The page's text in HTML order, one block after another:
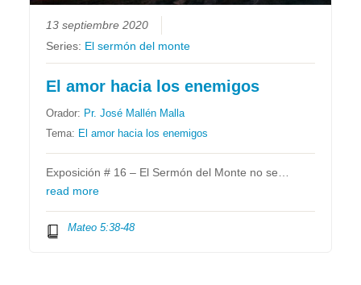
13 septiembre 2020
Series: El sermón del monte
El amor hacia los enemigos
Orador: Pr. José Mallén Malla
Tema: El amor hacia los enemigos
Exposición # 16 – El Sermón del Monte no se…
read more
Mateo 5:38-48